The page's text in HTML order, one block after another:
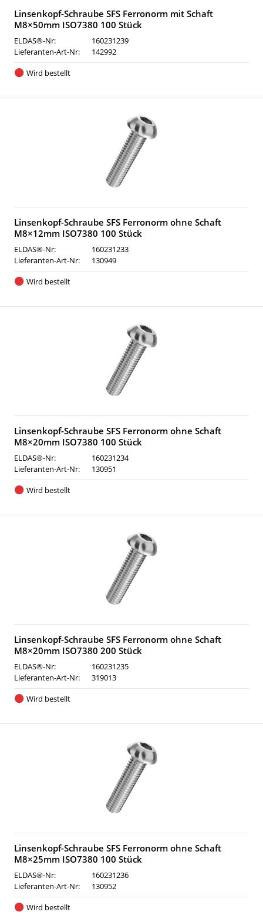
Linsenkopf-Schraube SFS Ferronorm mit Schaft
M8×50mm ISO7380 100 Stück
ELDAS®-Nr:
160231239
Lieferanten-Art-Nr:
142992
Wird bestellt
Linsenkopf-Schraube SFS Ferronorm ohne Schaft
M8×12mm ISO7380 100 Stück
ELDAS®-Nr:
160231233
Lieferanten-Art-Nr:
130949
Wird bestellt
Linsenkopf-Schraube SFS Ferronorm ohne Schaft
M8×20mm ISO7380 100 Stück
ELDAS®-Nr:
160231234
Lieferanten-Art-Nr:
130951
Wird bestellt
Linsenkopf-Schraube SFS Ferronorm ohne Schaft
M8×20mm ISO7380 200 Stück
ELDAS®-Nr:
160231235
Lieferanten-Art-Nr:
319013
Wird bestellt
Linsenkopf-Schraube SFS Ferronorm ohne Schaft
M8×25mm ISO7380 100 Stück
ELDAS®-Nr:
160231236
Lieferanten-Art-Nr:
130952
Wird bestellt